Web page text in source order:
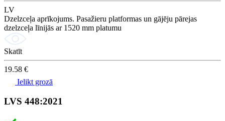
LV
Dzelzceļa aprīkojums. Pasažieru platformas un gājēju pārejas
dzelzceļa līnijās ar 1520 mm platumu
Skatīt
19.58 €
Ielikt grozā
LVS 448:2021